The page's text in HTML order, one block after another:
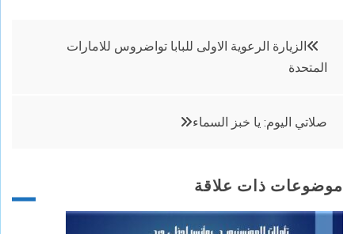
تصفّح
المقالات
الزيارة الرعوية الاولى للبابا تواضروس للامارات
المتحدة
صلاتي اليوم: يا خبز السماء
موضوعات ذات علاقة